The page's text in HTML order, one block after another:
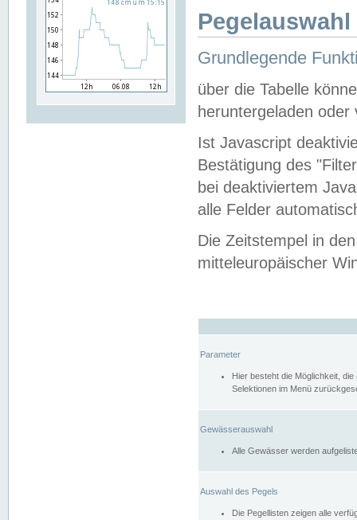
Grundlegende
über die Tabelle
heruntergeladen oder
Ist Javascript
Bestätigung des
bei deaktiviertem
alle Felder
Die Zeitstempel in
mitteleuropäischer
Parameter
Hier besteht die Möglichkeit,
Selektionen im Menü
Gewässerauswahl
Alle Gewässer werden
Auswahl des Pegels
Die Pegellisten zeigen alle